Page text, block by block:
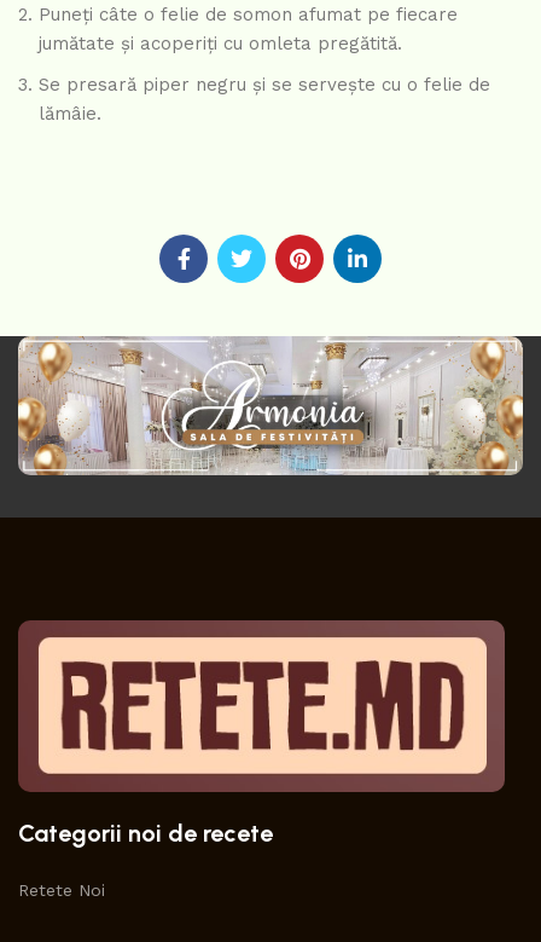
Puneți câte o felie de somon afumat pe fiecare
jumătate și acoperiți cu omleta pregătită.
Se presară piper negru și se servește cu o felie de
lămâie.
Categorii noi de recete
Retete Noi